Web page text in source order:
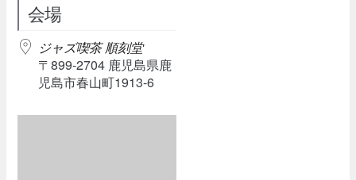
会場
ジャズ喫茶 順刻堂
〒899-2704 鹿児島県鹿
児島市春山町1913-6